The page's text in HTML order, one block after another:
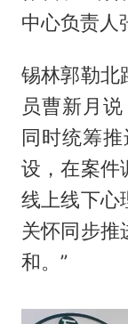
中心负责人
锡林郭勒北
员曹新月
同时统筹推
设，在案件
线上线下心
关怀同步推
和。”